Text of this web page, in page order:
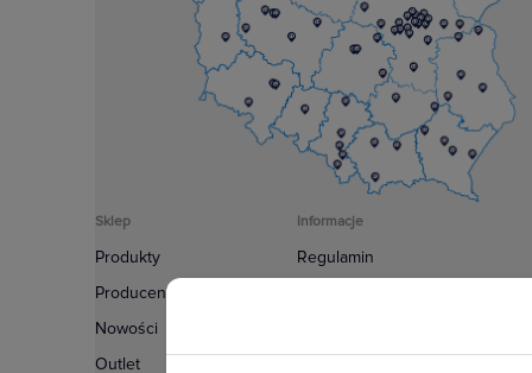
Sklep
Produkty
Producenci
Nowości
Outlet
Informacje
Regulamin